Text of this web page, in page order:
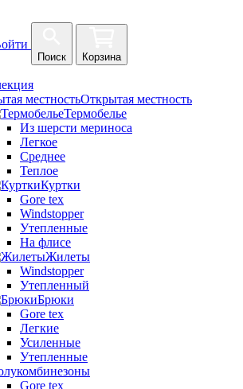
Поиск Корзина
Открытая местность
Термобелье
Из шерсти мериноса
Легкое
Среднее
Теплое
Куртки
Gore tex
Windstopper
Утепленные
На флисе
Жилеты
Windstopper
Утепленный
Брюки
Gore tex
Легкие
Усиленные
Утепленные
Gore tex